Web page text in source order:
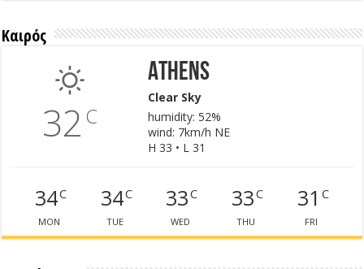
Καιρός
32 C
Athens
Clear Sky
humidity: 52%
wind: 7km/h NE
H 33 • L 31
34C
MON
34C
TUE
33C
WED
33C
THU
31 C
FRI